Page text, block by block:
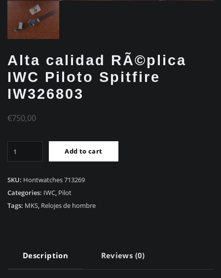
Alta calidad RÃ©plica
IWC Piloto Spitfire
IW326803
€750,00
IWC
Piloto
IW326803
Add to cart
SKU: Hontwatches 713269
Categories: IWC, Pilot
Tags: MKS, Relojes de hombre
Description Reviews (0)